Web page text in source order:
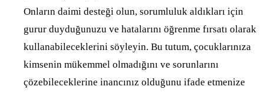
Onların daimi desteği olun, sorumluluk aldıkları için
gurur duyduğunuzu ve hatalarını öğrenme fırsatı olarak
kullanabileceklerini söyleyin. Bu tutum, çocuklarınıza
kimsenin mükemmel olmadığını ve sorunlarını
çözebileceklerine inancınız olduğunu ifade etmenize